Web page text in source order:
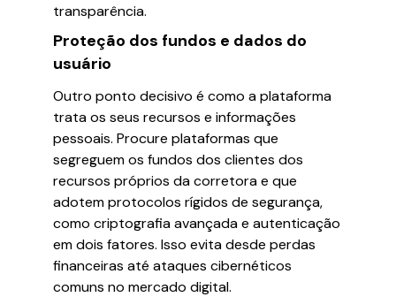
transparência.
Proteção dos fundos e dados do
usuário
Outro ponto decisivo é como a plataforma
trata os seus recursos e informações
pessoais. Procure plataformas que
segreguem os fundos dos clientes dos
recursos próprios da corretora e que
adotem protocolos rígidos de segurança,
como criptografia avançada e autenticação
em dois fatores. Isso evita desde perdas
financeiras até ataques cibernéticos
comuns no mercado digital.